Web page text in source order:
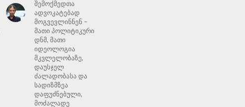
შემოქმედთა
ადვოკატებად
მოგვევლინნენ –
მათი პოლიტიკური
დნმ, მათი
იდეოლოგია
მკვლელობაზე,
დაუსჯელ
ძალადობასა და
სადიზმზეა
დაფუძნებული,
მოძალადე